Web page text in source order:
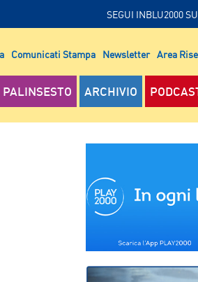
SEGUI INBLU2000
Comunicati Stampa Newsletter Area
PALINSESTO ARCHIVIO